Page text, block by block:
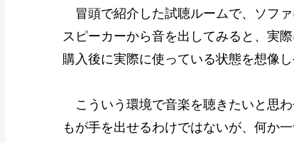
冒頭で紹介した試聴ルームで、ソフ
スピーカーから音を出してみると、実
購入後に実際に使っている状態を想像し
こういう環境で音楽を聴きたいと思
もが手を出せるわけではないが、何か